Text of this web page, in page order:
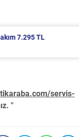
TL
servis-
"